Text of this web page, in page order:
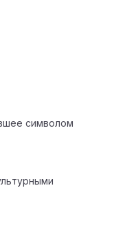
символом